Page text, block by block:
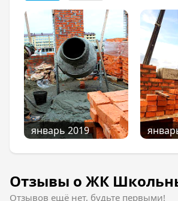
январь 2019
Отзывы о ЖК
Отзывов ещё нет, будьте первыми!